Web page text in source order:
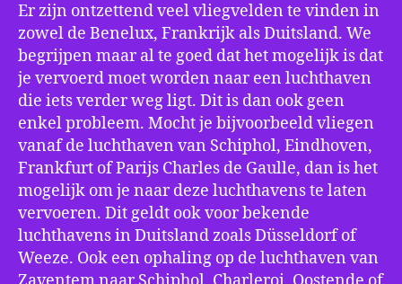
Er zijn ontzettend veel vliegvelden te vinden in
zowel de Benelux, Frankrijk als Duitsland. We
begrijpen maar al te goed dat het mogelijk is dat
je vervoerd moet worden naar een luchthaven
die iets verder weg ligt. Dit is dan ook geen
enkel probleem. Mocht je bijvoorbeeld vliegen
vanaf de luchthaven van Schiphol, Eindhoven,
Frankfurt of Parijs Charles de Gaulle, dan is het
mogelijk om je naar deze luchthavens te laten
vervoeren. Dit geldt ook voor bekende
luchthavens in Duitsland zoals Düsseldorf of
Weeze. Ook een ophaling op de luchthaven van